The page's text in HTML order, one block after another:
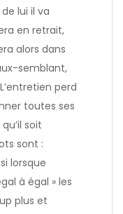
lui il va
en retrait,
alors dans
semblant,
perd
toutes ses
soit
sont :
lorsque
à égal » les
plus et